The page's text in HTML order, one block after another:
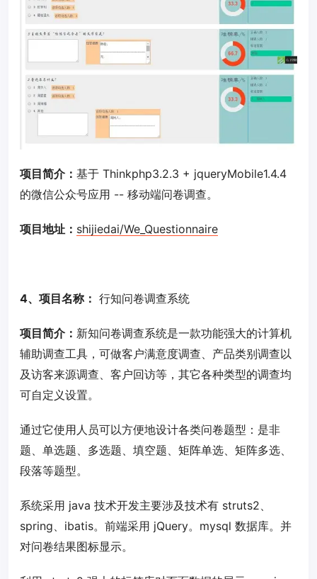
项目简介： 基于 Thinkphp3.2.3 + jqueryMobile1.4.4
的微信公众号应用 -- 移动端问卷调查。
项目地址： shijiedai/We_Questionnaire
4、项目名称： 行知问卷调查系统
项目简介： 新知问卷调查系统是一款功能强大的计算机
辅助调查工具，可做客户满意度调查、产品类别调查以
及访客来源调查、客户回访等，其它各种类型的调查均
可自定义设置。
通过它使用人员可以方便地设计各类问卷题型：是非
题、单选题、多选题、填空题、矩阵单选、矩阵多选、
段落等题型。
系统采用 java 技术开发主要涉及技术有 struts2、
spring、ibatis。前端采用 jQuery。mysql 数据库。并
对问卷结果图标显示。